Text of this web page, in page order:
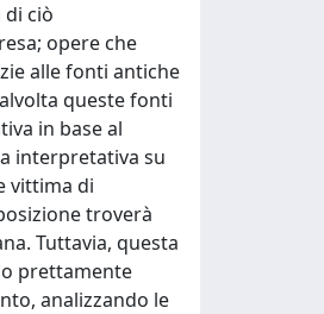
ciò
opere che
alle fonti antiche
queste fonti
in base al
interpretativa su
vittima di
troverà
Tuttavia, questa
prettamente
analizzando le